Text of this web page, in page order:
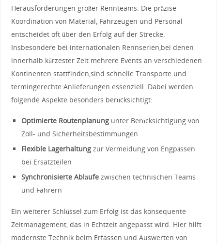
Herausforderungen​ großer Rennteams. ⁤Die präzise​
Koordination von Material, Fahrzeugen und Personal
entscheidet⁤ oft über den Erfolg auf der Strecke.
Insbesondere bei internationalen Rennserien,bei denen
innerhalb kürzester Zeit ⁤mehrere Events an verschiedenen
Kontinenten stattfinden,sind schnelle ​Transporte‌ und
⁢termingerechte Anlieferungen essenziell. ⁢Dabei⁢ werden
folgende Aspekte besonders berücksichtigt:
Optimierte Routenplanung unter Berücksichtigung von
Zoll- und⁣ Sicherheitsbestimmungen
Flexible Lagerhaltung zur Vermeidung⁣ von Engpässen
bei Ersatzteilen
Synchronisierte Abläufe zwischen technischen Teams
und Fahrern
Ein weiterer Schlüssel ⁢zum‌ Erfolg ist das⁤ konsequente
Zeitmanagement, das in Echtzeit angepasst wird. ⁤Hier⁢ hilft
modernste ⁣Technik beim Erfassen​ und Auswerten von